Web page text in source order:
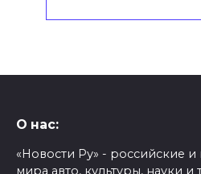
О нас:
«Новости Ру» - российские